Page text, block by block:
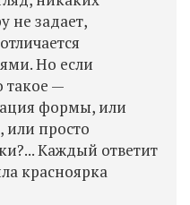
не задает,
Но если
такое —
формы, или
или просто
Каждый ответит
красноярка